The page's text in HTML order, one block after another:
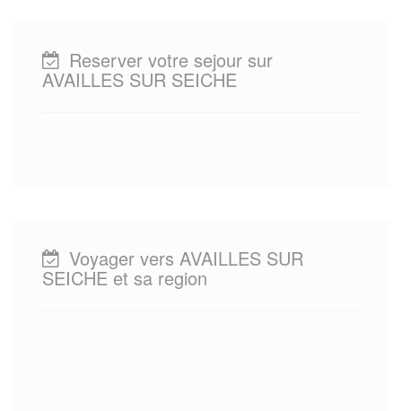
Reserver votre sejour sur
AVAILLES SUR SEICHE
Voyager vers AVAILLES SUR
SEICHE et sa region